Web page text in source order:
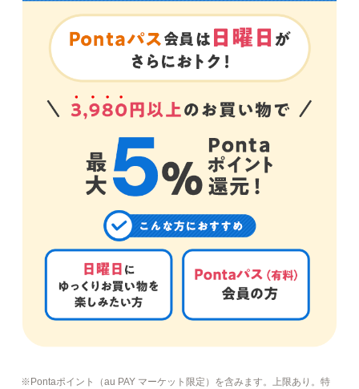
Pontaポイント（au PAY マーケット限定） を含みます。上限あり。特